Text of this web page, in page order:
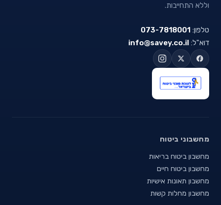
וללא התחייבות.
טלפון: 073-7818001
דוא"ל: info@savey.co.il
מחשבוני ביטוח
מחשבון ביטוח בריאות
מחשבון ביטוח חיים
מחשבון תאונות אישיות
מחשבון מחלות קשות